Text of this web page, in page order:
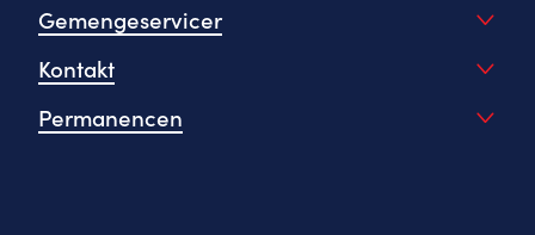
Gemengeservicer
Kontakt
Permanencen